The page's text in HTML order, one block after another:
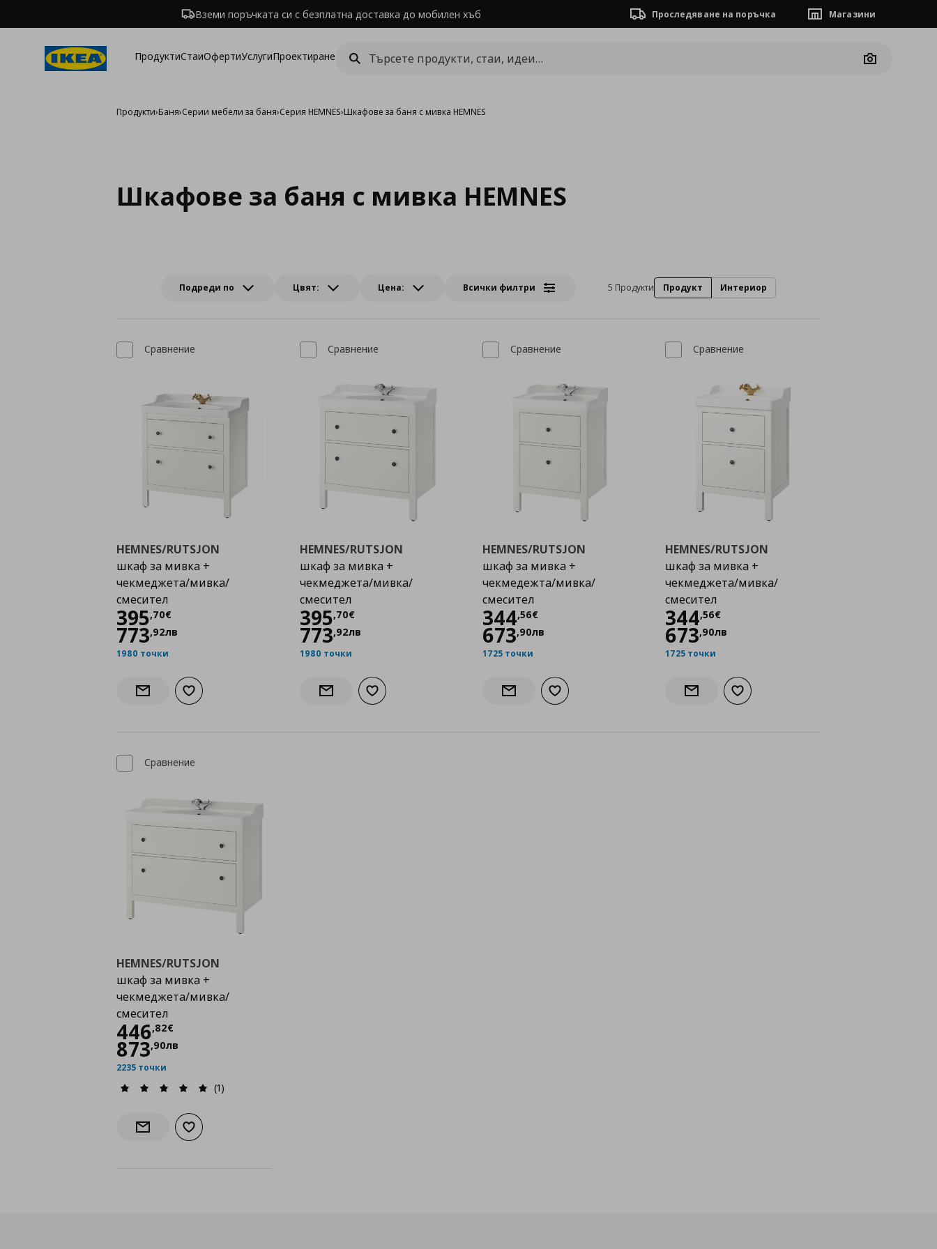
Вземи поръчката си с безплатна доставка до мобилен хъб Проследяване на поръчка Магазини
ПродуктиСтаиОфертиУслугиПроектиране
Camera
Продукти›Баня›Серии мебели за баня›Серия HEMNES›Шкафове за баня с мивка HEMNES
Шкафове за баня с мивка HEMNES
Подреди по Цвят: Цена: Всички филтри 5 Продукти Продукт Интериор
Сравнение
HEMNES/RUTSJON
шкаф за мивка +
чекмеджета/мивка/
смесител
395,70€
Цена
773,92лв
1980 точки
Информирай ме за наличност
Добави към списъка с любими
Сравнение
HEMNES/RUTSJON
шкаф за мивка +
чекмеджета/мивка/
смесител
395,70€
Цена
773,92лв
1980 точки
Информирай ме за наличност
Добави към списъка с любими
Сравнение
HEMNES/RUTSJON
шкаф за мивка +
чекмедежта/мивка/
смесител
344,56€
Цена344,56 €
673,90лв
1725 точки
Информирай ме за наличност
Добави към списъка с любими
Сравнение
HEMNES/RUTSJON
шкаф за мивка +
чекмеджета/мивка/
смесител
344,56€
Цена
673,90лв
1725 точки
Информирай ме за наличност
Добави към списъка с любими
Сравнение
HEMNES/RUTSJON
шкаф за мивка +
чекмеджета/мивка/
смесител
446,82€
Цена446,82 €
873,90лв
2235 точки
(1)
Информирай ме за наличност
Добави към списъка с любими